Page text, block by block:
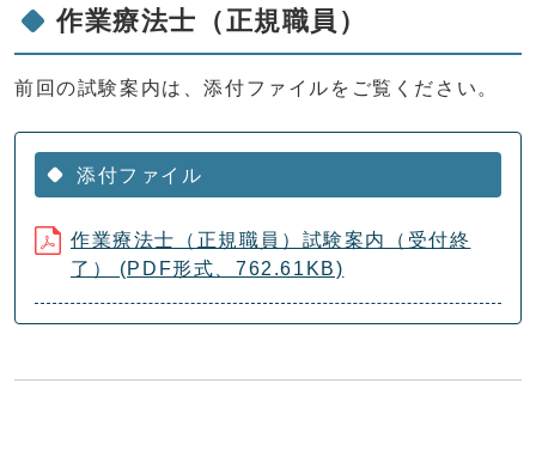
作業療法士（正規職員）
前回の試験案内は、添付ファイルをご覧ください。
添付ファイル
作業療法士（正規職員）試験案内（受付終
了） (PDF形式、762.61KB)